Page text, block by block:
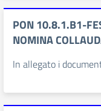
PON 10.8.1.B1-
NOMINA
In allegato i